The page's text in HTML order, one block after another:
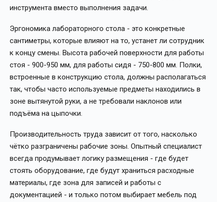
инструмента вместо выполнения задачи.
Эргономика лабораторного стола - это конкретные
сантиметры, которые влияют на то, устанет ли сотрудник
к концу смены. Высота рабочей поверхности для работы
стоя - 900-950 мм, для работы сидя - 750-800 мм. Полки,
встроенные в конструкцию стола, должны располагаться
так, чтобы часто используемые предметы находились в
зоне вытянутой руки, а не требовали наклонов или
подъёма на цыпочки.
Производительность труда зависит от того, насколько
чётко разграничены рабочие зоны. Опытный специалист
всегда продумывает логику размещения - где будет
стоять оборудование, где будут храниться расходные
материалы, где зона для записей и работы с
документацией - и только потом выбирает мебель под